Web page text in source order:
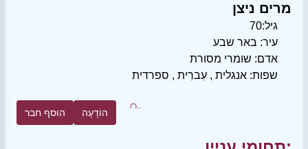
מרים ניצן
גיל:70
עיר: באר שבע
אדם: שומרי מסורת
שפות: אנגלית , עִברִית , ספרדית
הוסף חבר הוֹדָעָה